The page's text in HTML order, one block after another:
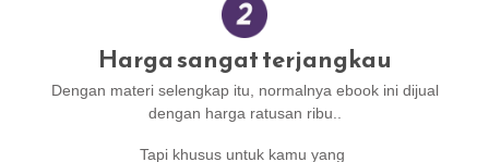
Harga sangat terjangkau
Dengan materi selengkap itu, normalnya ebook ini dijual
dengan harga ratusan ribu..
Tapi khusus untuk kamu yang